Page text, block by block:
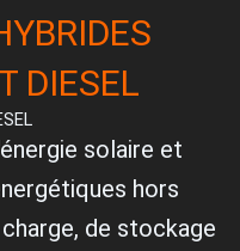
DIESEL
solaire et
hors
de stockage